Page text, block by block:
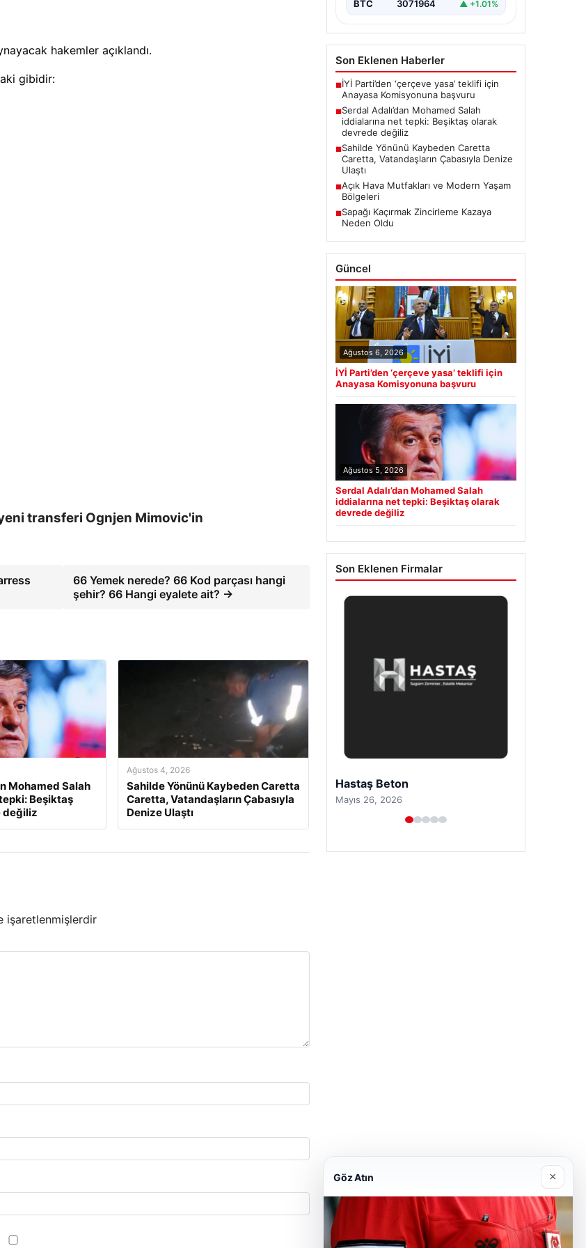
hakemler açıklandı.
gibidir:
transferi Ognjen Mimovic'in
66 Yemek nerede? 66 Kod parçası hangi
şehir? 66 Hangi eyalete ait? →
Mohamed Salah
Beşiktaş
değiliz
Ağustos 4, 2026
Sahilde Yönünü Kaybeden Caretta
Caretta, Vatandaşların Çabasıyla
Denize Ulaştı
işaretlenmişlerdir
BTC 3071964 ▲ +1.01%
Son Eklenen Haberler
■İYİ Parti’den ‘çerçeve yasa’ teklifi için
Anayasa Komisyonuna başvuru
■Serdal Adalı’dan Mohamed Salah
iddialarına net tepki: Beşiktaş olarak
devrede değiliz
■Sahilde Yönünü Kaybeden Caretta
Caretta, Vatandaşların Çabasıyla Denize
Ulaştı
■Açık Hava Mutfakları ve Modern Yaşam
Bölgeleri
■Sapağı Kaçırmak Zincirleme Kazaya
Neden Oldu
Güncel
Ağustos 6, 2026
İYİ Parti’den ‘çerçeve yasa’ teklifi için
Anayasa Komisyonuna başvuru
Ağustos 5, 2026
Serdal Adalı’dan Mohamed Salah
iddialarına net tepki: Beşiktaş olarak
devrede değiliz
Son Eklenen Firmalar
Prenses Night Club
Nisan 29, 2026
Göz Atın ×